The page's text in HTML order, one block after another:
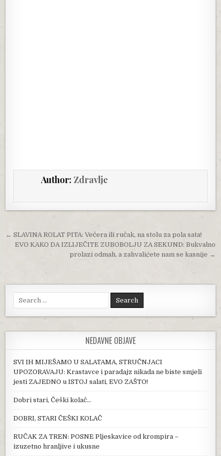
Author: Zdravlje
Post navigation
← SLAVINA ROLAT PITA: Večera ili ručak, na stolu za pola sata!
EVO KAKO DA IZLIJEČITE ZUBOBOLJU ZA SEKUND: Bukvalno
prolazi odmah, a zahvalićete nam se kasnije →
Search for:
NEDAVNE OBJAVE
SVI IH MIJEŠAMO U SALATAMA, STRUČNJACI
UPOZORAVAJU: Krastavce i paradajz nikada ne biste smjeli
jesti ZAJEDNO u ISTOJ salati, EVO ZAŠTO!
Dobri stari, Češki kolač…
DOBRI, STARI ČEŠKI KOLAČ
RUČAK ZA TREN: POSNE Pljeskavice od krompira –
izuzetno hranljive i ukusne